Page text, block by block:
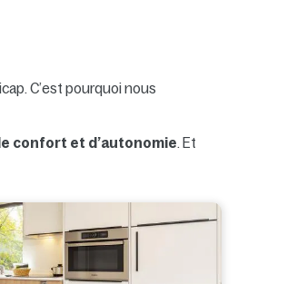
C’est pourquoi nous
confort et d’autonomie. Et